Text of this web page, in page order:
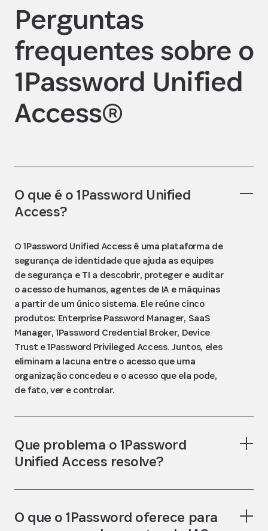
Perguntas
frequentes sobre o
1Password Unified
Access®
O que é o 1Password Unified
Access?
O 1Password Unified Access é uma plataforma de
segurança de identidade que ajuda as equipes
de segurança e TI a descobrir, proteger e auditar
o acesso de humanos, agentes de IA e máquinas
a partir de um único sistema. Ele reúne cinco
produtos: Enterprise Password Manager, SaaS
Manager, 1Password Credential Broker, Device
Trust e 1Password Privileged Access. Juntos, eles
eliminam a lacuna entre o acesso que uma
organização concedeu e o acesso que ela pode,
de fato, ver e controlar.
Que problema o 1Password
Unified Access resolve?
O que o 1Password oferece para